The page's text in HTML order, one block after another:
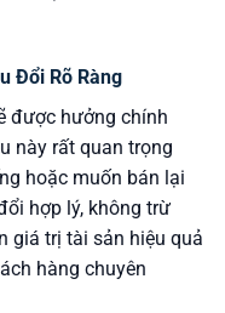
Đổi Rõ Ràng
được hưởng chính
này rất quan trọng
hoặc muốn bán lại
hợp lý, không trừ
giá trị tài sản hiệu quả
hàng chuyên